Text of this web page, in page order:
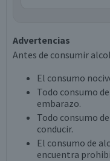
Advertencias
Antes de consumir
El consumo
Todo consumo
embarazo.
Todo consumo
conducir.
El consumo de
encuentra